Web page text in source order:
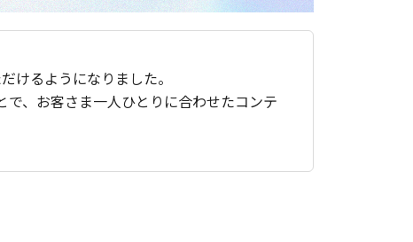
けるようになりました。
、お客さま一人ひとりに合わせたコンテ